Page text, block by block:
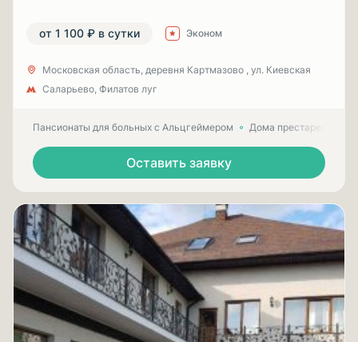
от 1 100 ₽ в сутки Эконом
Московская область, деревня Картмазово , ул. Киевская
Саларьево, Филатов луг
Пансионаты для больных с Альцгеймером Дома престарелых
Оставить заявку